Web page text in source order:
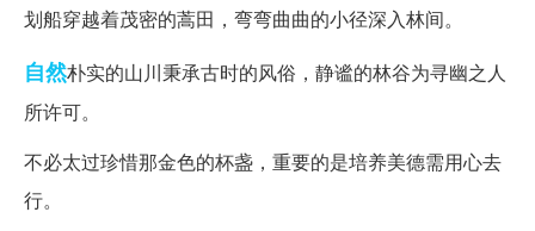
划船穿越着茂密的蒿田，弯弯曲曲的小径深入林间。
自然朴实的山川秉承古时的风俗，静谧的林谷为寻幽之人
所许可。
不必太过珍惜那金色的杯盏，重要的是培养美德需用心去
行。